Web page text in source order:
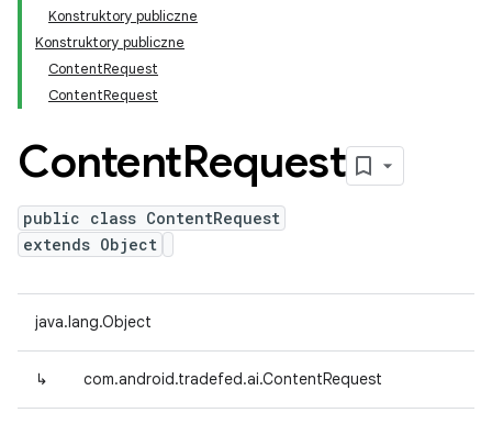
Konstruktory publiczne
Konstruktory publiczne
ContentRequest
ContentRequest
ContentRequest
public class ContentRequest
extends Object
java.lang.Object
↳ com.android.tradefed.ai.ContentRequest